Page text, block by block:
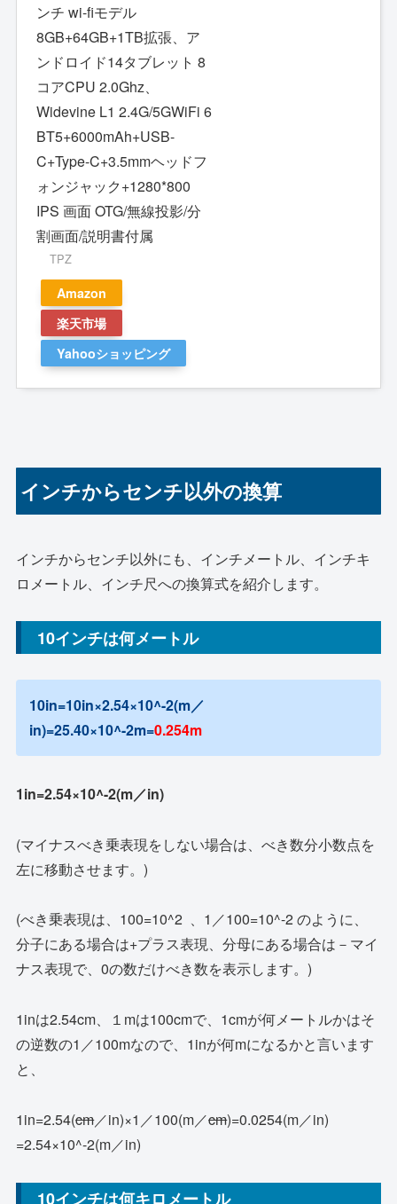
ンチ wi-fiモデル
8GB+64GB+1TB拡張、ア
ンドロイド14タブレット 8
コアCPU 2.0Ghz、
Widevine L1 2.4G/5GWiFi 6
BT5+6000mAh+USB-
C+Type-C+3.5mmヘッドフ
ォンジャック+1280*800
IPS 画面 OTG/無線投影/分
割画面/説明書付属
TPZ
Amazon
楽天市場
Yahooショッピング
インチからセンチ以外の換算
インチからセンチ以外にも、インチメートル、インチキ
ロメートル、インチ尺への換算式を紹介します。
10インチは何メートル
10in=10in×2.54×10^-2(m／
in)=25.40×10^-2m=0.254m
1in=2.54×10^-2(m／in)
(マイナスべき乗表現をしない場合は、べき数分小数点を
左に移動させます。)
(べき乗表現は、100=10^2 、1／100=10^-2 のように、
分子にある場合は+プラス表現、分母にある場合は－マイ
ナス表現で、0の数だけべき数を表示します。)
1inは2.54cm、１mは100cmで、1cmが何メートルかはそ
の逆数の1／100mなので、1inが何mになるかと言います
と、
1in=2.54(cm／in)×1／100(m／cm)=0.0254(m／in)
=2.54×10^-2(m／in)
10インチは何キロメートル